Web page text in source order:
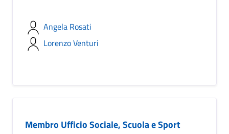
Angela Rosati
Lorenzo Venturi
Membro Ufficio Sociale, Scuola e Sport